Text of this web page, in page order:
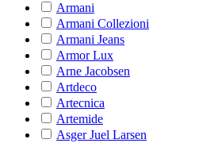
Armani
Armani Collezioni
Armani Jeans
Armor Lux
Arne Jacobsen
Artdeco
Artecnica
Artemide
Asger Juel Larsen